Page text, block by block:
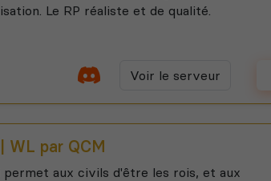
Le RP réaliste et de qualité.
Voir le serveur
WL par QCM
permet aux civils d'être les rois, et aux